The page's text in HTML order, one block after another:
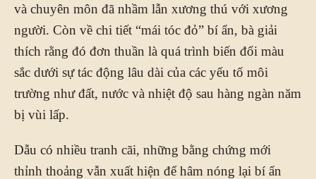
và chuyên môn đã nhầm lẫn xương thú với xương
người. Còn về chi tiết “mái tóc đỏ” bí ẩn, bà giải
thích rằng đó đơn thuần là quá trình biến đổi màu
sắc dưới sự tác động lâu dài của các yếu tố môi
trường như đất, nước và nhiệt độ sau hàng ngàn năm
bị vùi lấp.
Dẫu có nhiều tranh cãi, những bằng chứng mới
thỉnh thoảng vẫn xuất hiện để hâm nóng lại bí ẩn